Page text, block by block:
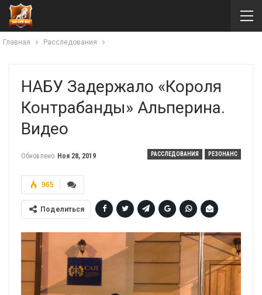
Главная Расследования
НАБУ Задержало «короля
Контрабанды» Альперина.
Видео
РАССЛЕДОВАНИЯ РЕЗОНАНС
Обновлено Ноя 28, 2019
965
Поделиться